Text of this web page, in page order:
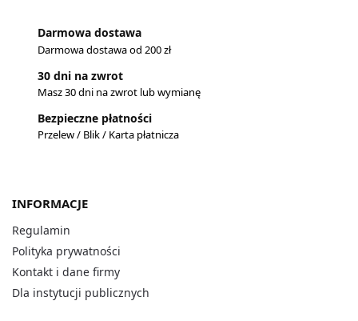
Darmowa dostawa
Darmowa dostawa od 200 zł
30 dni na zwrot
Masz 30 dni na zwrot lub wymianę
Bezpieczne płatności
Przelew / Blik / Karta płatnicza
INFORMACJE
Regulamin
Polityka prywatności
Kontakt i dane firmy
Dla instytucji publicznych